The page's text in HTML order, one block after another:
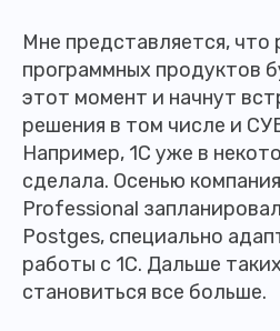
Мне представляется, что
программных продуктов
этот момент и начнут
решения в том числе и
Например, 1С уже в
сделала. Осенью
Professional
Postges, специально
работы с 1С. Дальше
становиться все больше.